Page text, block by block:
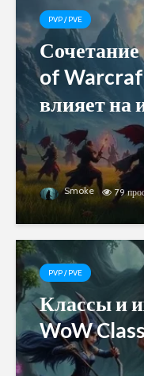
PVP / PVE
of
влияет на
Smoke 79
PVP / PVE
Классы и
WoW